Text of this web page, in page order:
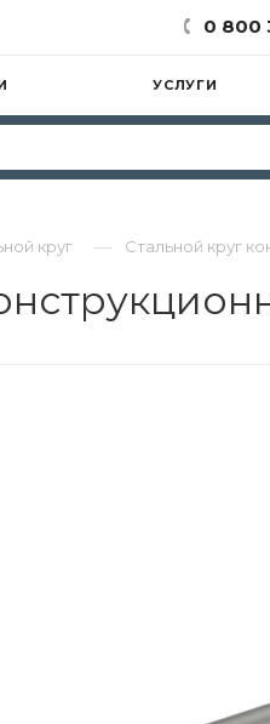
0 800
УСЛУГИ
круг — Стальной круг